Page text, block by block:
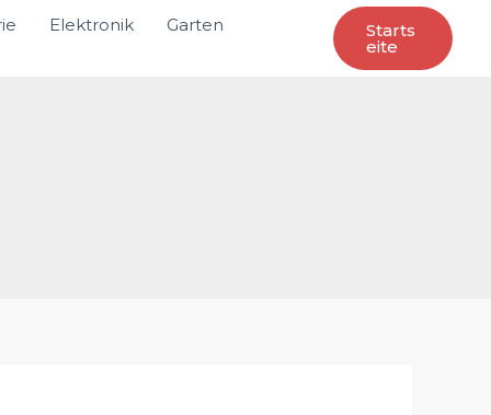
Elektronik
Garten
Starts
Eite